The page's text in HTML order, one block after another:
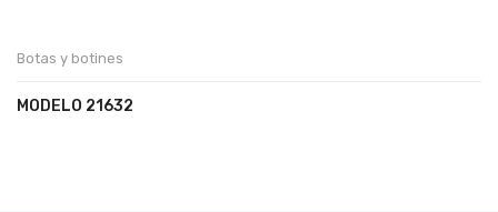
Botas y botines
MODELO 21632